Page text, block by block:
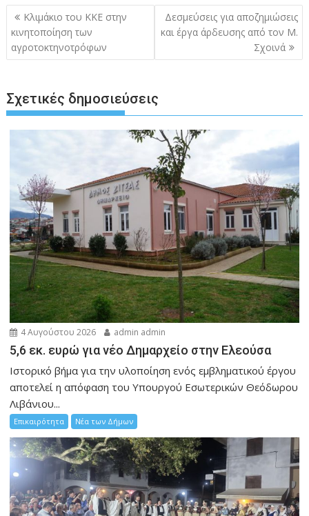
Πλοήγηση
άρθρων
Kλιμάκιο του ΚΚΕ στην
κινητοποίηση των
αγροτοκτηνοτρόφων
Δεσμεύσεις για αποζημιώσεις
και έργα άρδευσης από τον Μ.
Σχοινά
Σχετικές δημοσιεύσεις
4 Αυγούστου 2026 admin admin
5,6 εκ. ευρώ για νέο Δημαρχείο στην Ελεούσα
Ιστορικό βήμα για την υλοποίηση ενός εμβληματικού έργου
αποτελεί η απόφαση του Υπουργού Εσωτερικών Θεόδωρου
Λιβάνιου...
Επικαιρότητα Νέα των Δήμων